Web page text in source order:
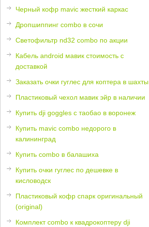
Черный кофр mavic жесткий каркас
Дропшиппинг combo в сочи
Светофильтр nd32 combo по акции
Кабель android мавик стоимость с
доставкой
Заказать очки гуглес для коптера в шахты
Пластиковый чехол мавик эйр в наличии
Купить dji goggles с таобао в воронеж
Купить mavic combo недорого в
калининград
Купить combo в балашиха
Купить очки гуглес по дешевке в
кисловодск
Пластиковый кофр спарк оригинальный
(original)
Комплект combo к квадрокоптеру dji